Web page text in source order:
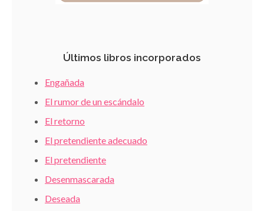
Últimos libros incorporados
Engañada
El rumor de un escándalo
El retorno
El pretendiente adecuado
El pretendiente
Desenmascarada
Deseada